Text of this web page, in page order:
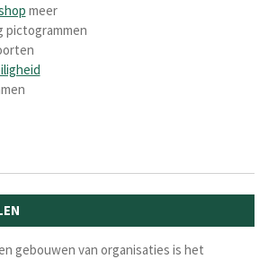
meer
pictogrammen
gebouwen van organisaties is het